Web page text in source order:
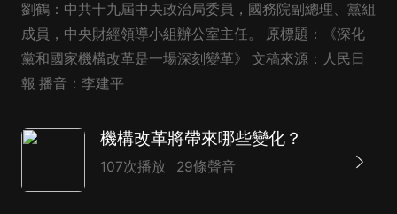
劉鶴：中共十九屆中央政治局委員，國務院副總理、黨組
成員，中央財經領導小組辦公室主任。 原標題：《深化
黨和國家機構改革是一場深刻變革》 文稿來源：人民日
報 播音：李建平
機構改革將帶來哪些變化？
107次播放 29條聲音